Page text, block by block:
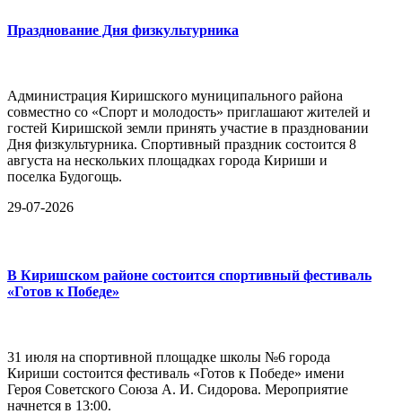
Празднование Дня физкультурника
Администрация Киришского муниципального района
совместно со «Спорт и молодость» приглашают жителей и
гостей Киришской земли принять участие в праздновании
Дня физкультурника. Спортивный праздник состоится 8
августа на нескольких площадках города Кириши и
поселка Будогощь.
29-07-2026
В Киришском районе состоится спортивный фестиваль
«Готов к Победе»
31 июля на спортивной площадке школы №6 города
Кириши состоится фестиваль «Готов к Победе» имени
Героя Советского Союза А. И. Сидорова. Мероприятие
начнется в 13:00.